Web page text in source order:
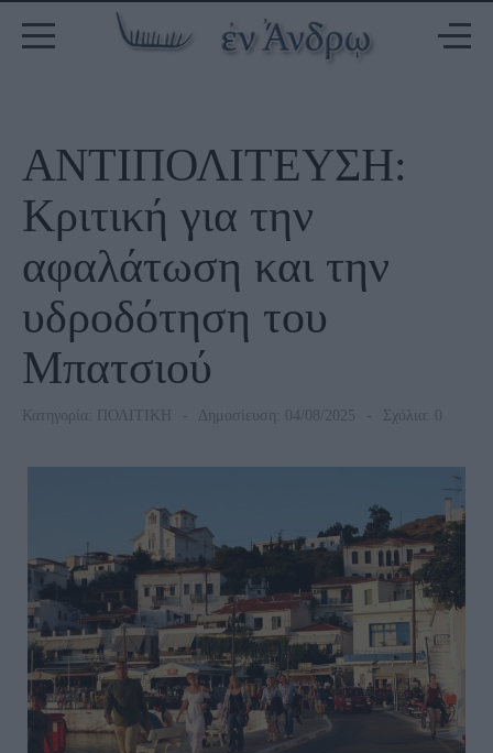
ΑΝΤΙΠΟΛΙΤΕΥΣΗ:
Κριτική για την
αφαλάτωση και την
υδροδότηση του
Μπατσιού
Κατηγορία: ΠΟΛΙΤΙΚΗ Δημοσίευση: 04/08/2025 Σχόλια: 0